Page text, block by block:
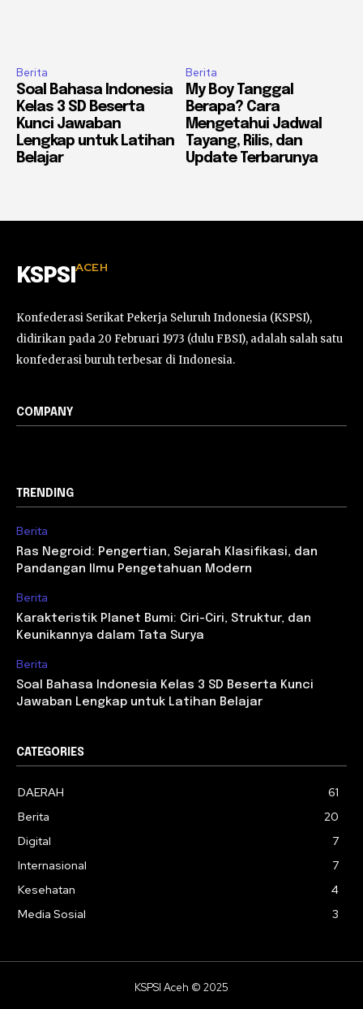
Berita
Soal Bahasa Indonesia
Kelas 3 SD Beserta
Kunci Jawaban
Lengkap untuk Latihan
Belajar
Berita
My Boy Tanggal
Berapa? Cara
Mengetahui Jadwal
Tayang, Rilis, dan
Update Terbarunya
KSPSIACEH
Konfederasi Serikat Pekerja Seluruh Indonesia (KSPSI),
didirikan pada 20 Februari 1973 (dulu FBSI), adalah salah satu
konfederasi buruh terbesar di Indonesia.
COMPANY
TRENDING
Berita
Ras Negroid: Pengertian, Sejarah Klasifikasi, dan
Pandangan Ilmu Pengetahuan Modern
Berita
Karakteristik Planet Bumi: Ciri-Ciri, Struktur, dan
Keunikannya dalam Tata Surya
Berita
Soal Bahasa Indonesia Kelas 3 SD Beserta Kunci
Jawaban Lengkap untuk Latihan Belajar
CATEGORIES
DAERAH
61
Berita
20
Digital
7
Internasional
7
Kesehatan
4
Media Sosial
3
KSPSI Aceh © 2025